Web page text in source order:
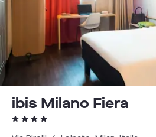
ibis Milano Fiera